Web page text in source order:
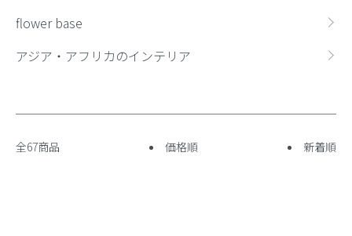
flower base
アジア・アフリカのインテリア
全67商品 価格順 新着順